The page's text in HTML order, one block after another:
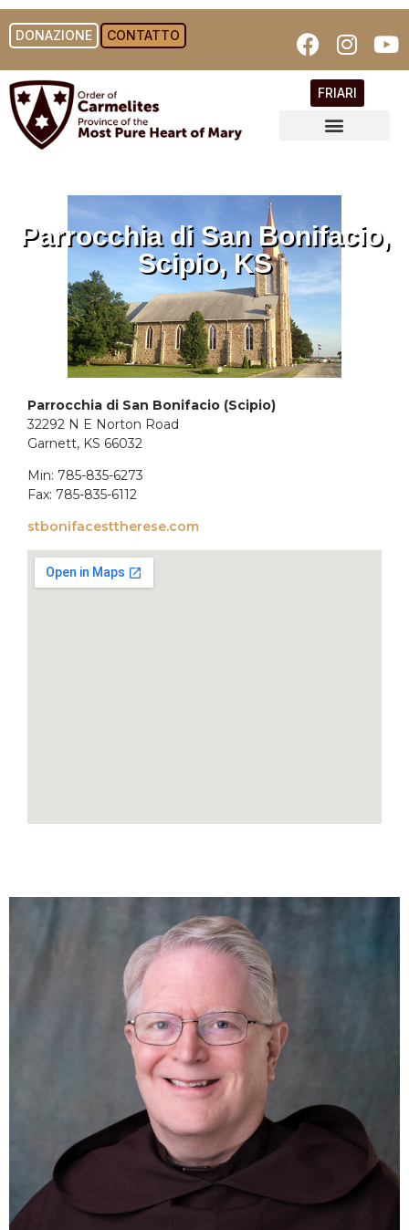
DONAZIONE CONTATTO
FRIARI
Parrocchia di San Bonifacio,
Scipio, KS
Parrocchia di San Bonifacio (Scipio)
32292 N E Norton Road
Garnett, KS 66032
Min: 785-835-6273
Fax: 785-835-6112
stbonifacesttherese.com